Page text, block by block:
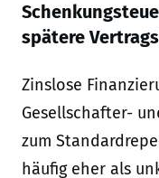
spätere
Zinslose
Gesellschafter-
zum
häufig eher als